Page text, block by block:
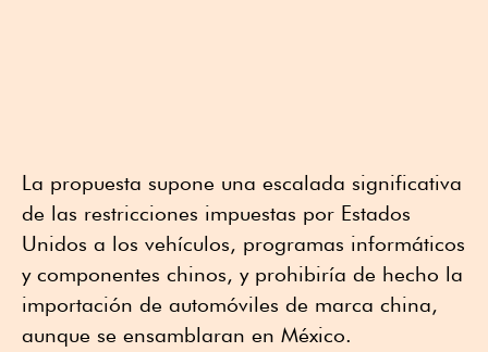
La propuesta supone una escalada significativa
de las restricciones impuestas por Estados
Unidos a los vehículos, programas informáticos
y componentes chinos, y prohibiría de hecho la
importación de automóviles de marca china,
aunque se ensamblaran en México.